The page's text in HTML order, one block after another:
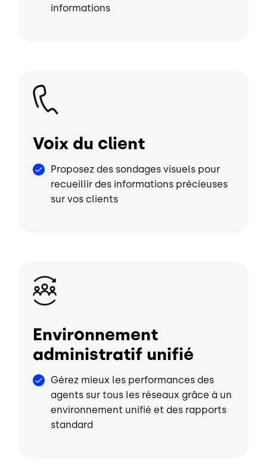
informations
Image
Voix du client
Proposez des sondages visuels pour
recueillir des informations précieuses
sur vos clients
Image
Environnement
administratif unifié
Gérez mieux les performances des
agents sur tous les réseaux grâce à un
environnement unifié et des rapports
standard